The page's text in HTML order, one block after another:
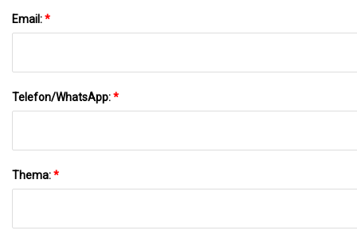
Email:*
Telefon/WhatsApp:*
Thema:*